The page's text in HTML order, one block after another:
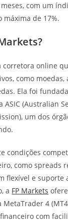
com um
máxima de 17%.
corretora online
como moedas,
Ela foi
ASIC (Australian
um dos
condições
como spreads
flexível e suporte
a FP Markets
4
com